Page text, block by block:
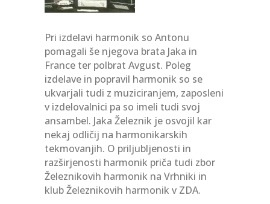
Pri izdelavi harmonik so Antonu
pomagali še njegova brata Jaka in
France ter polbrat Avgust. Poleg
izdelave in popravil harmonik so se
ukvarjali tudi z muziciranjem, zaposleni
v izdelovalnici pa so imeli tudi svoj
ansambel. Jaka Železnik je osvojil kar
nekaj odličij na harmonikarskih
tekmovanjih. O priljubljenosti in
razširjenosti harmonik priča tudi zbor
Železnikovih harmonik na Vrhniki in
klub Železnikovih harmonik v ZDA.